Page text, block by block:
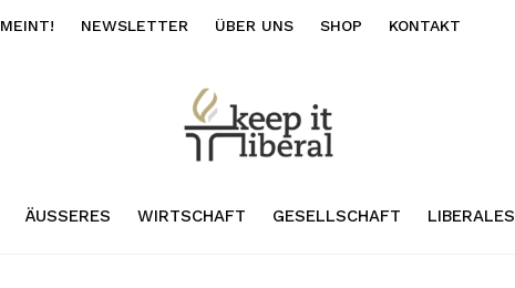
MEINT! NEWSLETTER ÜBER UNS SHOP KONTAKT
ÄUSSERES WIRTSCHAFT GESELLSCHAFT LIBERALES